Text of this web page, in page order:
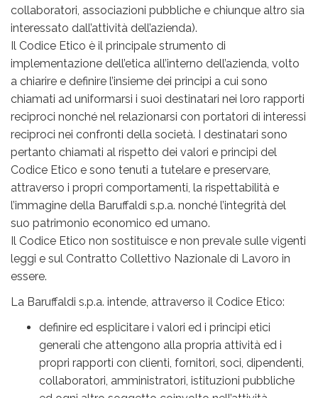
collaboratori, associazioni pubbliche e chiunque altro sia
interessato dall’attività dell’azienda).
Il Codice Etico è il principale strumento di
implementazione dell’etica all’interno dell’azienda, volto
a chiarire e definire l’insieme dei principi a cui sono
chiamati ad uniformarsi i suoi destinatari nei loro rapporti
reciproci nonché nel relazionarsi con portatori di interessi
reciproci nei confronti della società. I destinatari sono
pertanto chiamati al rispetto dei valori e principi del
Codice Etico e sono tenuti a tutelare e preservare,
attraverso i propri comportamenti, la rispettabilità e
l’immagine della Baruffaldi s.p.a. nonché l’integrità del
suo patrimonio economico ed umano.
Il Codice Etico non sostituisce e non prevale sulle vigenti
leggi e sul Contratto Collettivo Nazionale di Lavoro in
essere.
La Baruffaldi s.p.a. intende, attraverso il Codice Etico:
definire ed esplicitare i valori ed i principi etici
generali che attengono alla propria attività ed i
propri rapporti con clienti, fornitori, soci, dipendenti,
collaboratori, amministratori, istituzioni pubbliche